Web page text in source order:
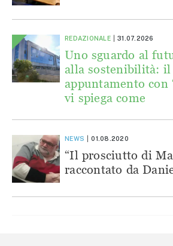
REDAZIONALE 31.07.2026
Uno sguardo al
alla sostenibilità: il
appuntamento con
vi spiega come
NEWS 01.08.2020
“Il prosciutto di
raccontato da